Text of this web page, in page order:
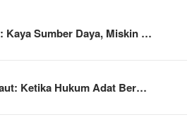
Kaya Sumber Daya, Miskin …
Ketika Hukum Adat Ber…